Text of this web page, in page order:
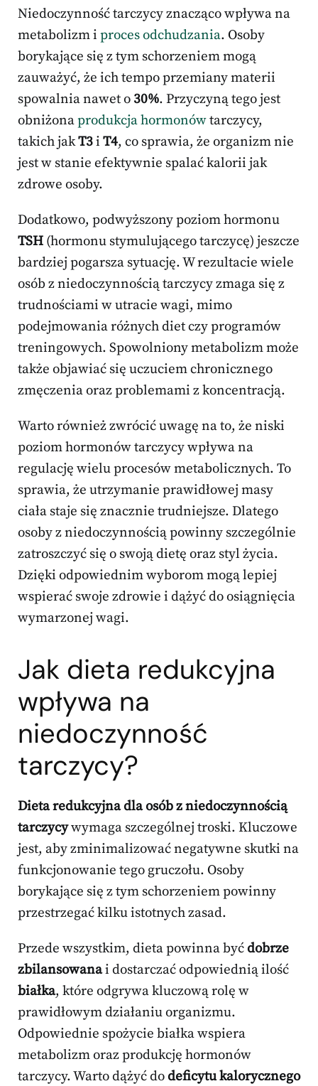
Niedoczynność tarczycy znacząco wpływa na
metabolizm i proces odchudzania. Osoby
borykające się z tym schorzeniem mogą
zauważyć, że ich tempo przemiany materii
spowalnia nawet o 30%. Przyczyną tego jest
obniżonaprodukcja hormonówtarczycy,
takich jakT3i T4, co sprawia, że organizm nie
jest w stanie efektywnie spalać kalorii jak
zdrowe osoby.
Dodatkowo, podwyższony poziom hormonu
TSH (hormonu stymulującego tarczycę) jeszcze
bardziej pogarsza sytuację. W rezultacie wiele
osób z niedoczynnością tarczycy zmaga się z
trudnościami w utracie wagi, mimo
podejmowania różnych diet czy programów
treningowych. Spowolniony metabolizm może
także objawiać się uczuciem chronicznego
zmęczenia oraz problemami z koncentracją.
Warto również zwrócić uwagę na to, że niski
poziom hormonów tarczycy wpływa na
regulację wielu procesów metabolicznych. To
sprawia, że utrzymanie prawidłowej masy
ciała staje się znacznie trudniejsze. Dlatego
osoby z niedoczynnością powinny szczególnie
zatroszczyć się o swoją dietę oraz styl życia.
Dzięki odpowiednim wyborom mogą lepiej
wspierać swoje zdrowie i dążyć do osiągnięcia
wymarzonej wagi.
Jak dieta redukcyjna
wpływa na
niedoczynność
tarczycy?
Dieta redukcyjna dla osób z niedoczynnością
tarczycywymaga szczególnej troski. Kluczowe
jest, aby zminimalizować negatywne skutki na
funkcjonowanie tego gruczołu. Osoby
borykające się z tym schorzeniem powinny
przestrzegać kilku istotnych zasad.
Przede wszystkim, dieta powinna byćdobrze
zbilansowanai dostarczać odpowiednią ilość
białka, które odgrywa kluczową rolę w
prawidłowym działaniu organizmu.
Odpowiednie spożycie białka wspiera
metabolizm oraz produkcję hormonów
tarczycy. Warto dążyć dodeficytu kalorycznego